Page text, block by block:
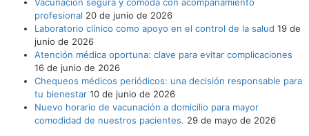
profesional 20 de junio de 2026
Laboratorio clínico como apoyo en el control de la salud 19 de
junio de 2026
Atención médica oportuna: clave para evitar complicaciones
16 de junio de 2026
Chequeos médicos periódicos: una decisión responsable para
tu bienestar 10 de junio de 2026
Nuevo horario de vacunación a domicilio para mayor
comodidad de nuestros pacientes. 29 de mayo de 2026